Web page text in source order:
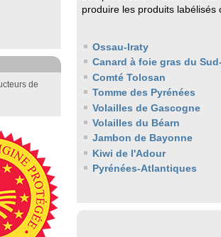
de
produire les produits labélisés
Ossau-Iraty
Canard à foie gras du
Comté Tolosan
Tomme des Pyrénées
Volailles de Gascogne
Volailles du Béarn
Jambon de Bayonne
Kiwi de l'Adour
Pyrénées-Atlantiques